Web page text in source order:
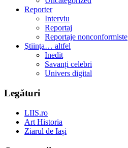
Reporter
Interviu
Reportaj
Reportaje nonconformiste
Ştiinţa… altfel
Inedit
Savanți celebri
Univers digital
Legături
LIIS.ro
Art Historia
Ziarul de Iași